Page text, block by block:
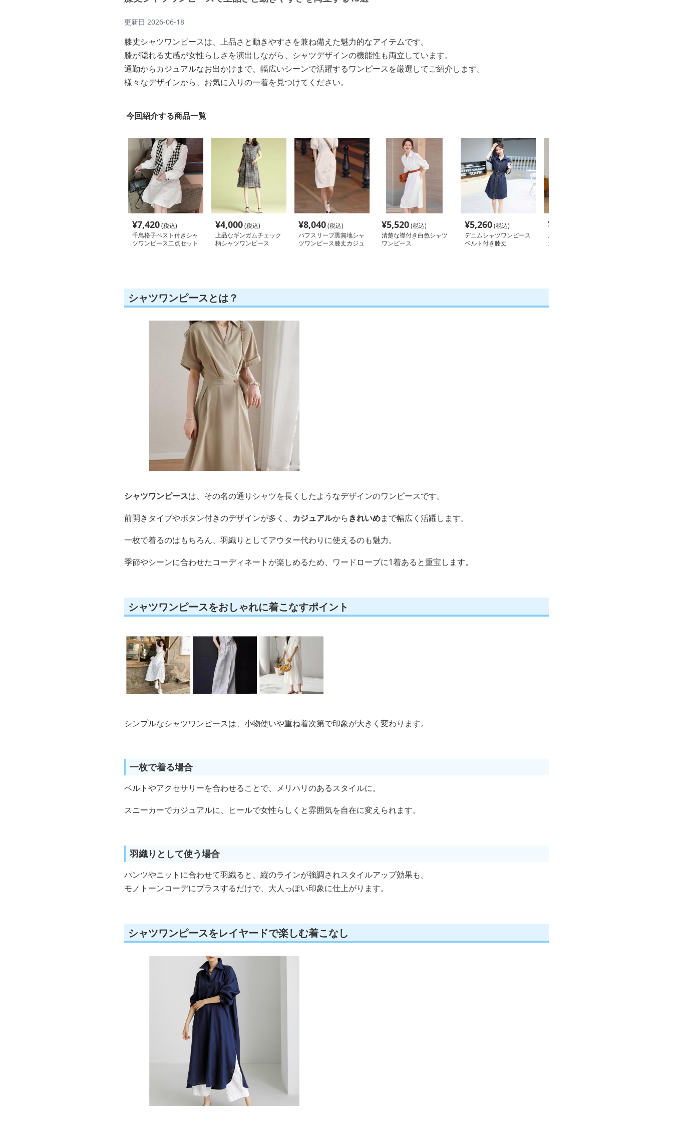
更新日 2026-06-18
膝丈シャツワンピースは、上品さと動きやすさを兼ね備えた魅力的なアイテムです。
膝が隠れる丈感が女性らしさを演出しながら、シャツデザインの機能性も両立しています。
通勤からカジュアルなお出かけまで、幅広いシーンで活躍するワンピースを厳選してご紹介します。
様々なデザインから、お気に入りの一着を見つけてください。
今回紹介する商品一覧
¥7,420(税込)
千鳥格子ベスト付きシャ
ツワンピース二点セット
¥4,000(税込)
上品なギンガムチェック
柄シャツワンピース
¥8,040(税込)
パフスリーブ黒無地シャ
ツワンピース膝丈カジュ
¥5,520(税込)
清楚な襟付き白色シャツ
ワンピース
¥5,260(税込)
デニムシャツワンピース
ベルト付き膝丈
¥
上品フォルム スタンド
カラー シャツワンピー
シャツワンピースとは？
シャツワンピースは、その名の通りシャツを長くしたようなデザインのワンピースです。
前開きタイプやボタン付きのデザインが多く、 カジュアルからきれいめまで幅広く活躍します。
一枚で着るのはもちろん、羽織りとしてアウター代わりに使えるのも魅力。
季節やシーンに合わせたコーディネートが楽しめるため、ワードローブに1着あると重宝します。
シャツワンピースをおしゃれに着こなすポイント
シンプルなシャツワンピースは、小物使いや重ね着次第で印象が大きく変わります。
一枚で着る場合
ベルトやアクセサリーを合わせることで、メリハリのあるスタイルに。
スニーカーでカジュアルに、ヒールで女性らしくと雰囲気を自在に変えられます。
羽織りとして使う場合
パンツやニットに合わせて羽織ると、縦のラインが強調されスタイルアップ効果も。
モノトーンコーデにプラスするだけで、大人っぽい印象に仕上がります。
シャツワンピースをレイヤードで楽しむ着こなし